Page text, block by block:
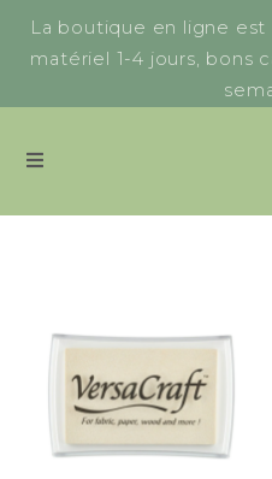
La boutique en ligne est
matériel 1-4 jours, bons